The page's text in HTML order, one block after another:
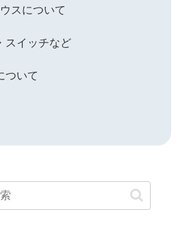
スについて
スイッチなど
ついて